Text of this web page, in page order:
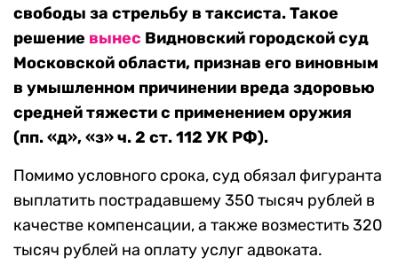
свободы за стрельбу в таксиста. Такое
решение вынес Видновский городской суд
Московской области, признав его виновным
в умышленном причинении вреда здоровью
средней тяжести с применением оружия
(пп. «д», «з» ч. 2 ст. 112 УК РФ).
Помимо условного срока, суд обязал фигуранта
выплатить пострадавшему 350 тысяч рублей в
качестве компенсации, а также возместить 320
тысяч рублей на оплату услуг адвоката.